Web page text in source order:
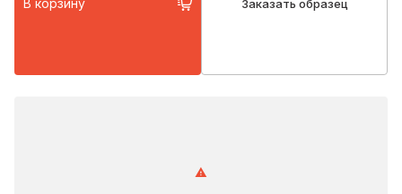
В корзину Заказать образец